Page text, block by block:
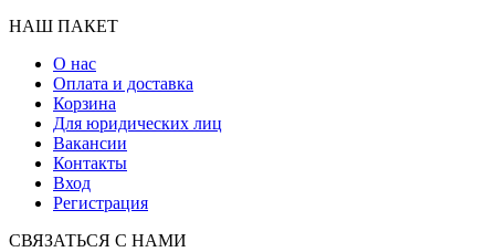
НАШ ПАКЕТ
О нас
Оплата и доставка
Корзина
Для юридических лиц
Вакансии
Контакты
Вход
Регистрация
СВЯЗАТЬСЯ С НАМИ